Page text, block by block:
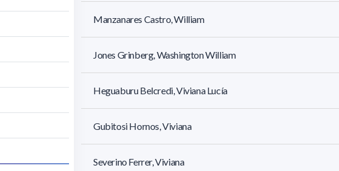
Manzanares Castro, William
Jones Grinberg, Washington William
Heguaburu Belcredi, Viviana Lucía
Gubitosi Hornos, Viviana
Severino Ferrer, Viviana